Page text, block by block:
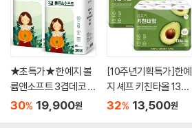
★초특가★ 한예지 볼
륨앤소프트 3겹데코 천
연펄...
30% 19,900원
[10주년기획특가]한예
지 셰프 키친타올 130
매 x ...
32% 13,500원